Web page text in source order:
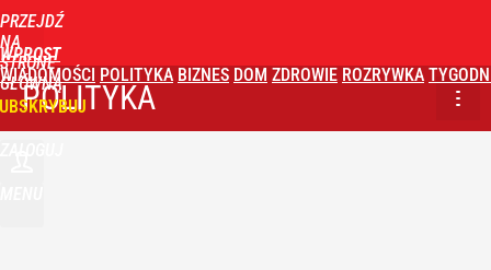
PRZEJDŹ
NA
STRONĘ
GŁÓWNĄ
WPROST
WIADOMOŚCI POLITYKA BIZNES DOM ZDROWIE ROZRYWKA
POLITYKA